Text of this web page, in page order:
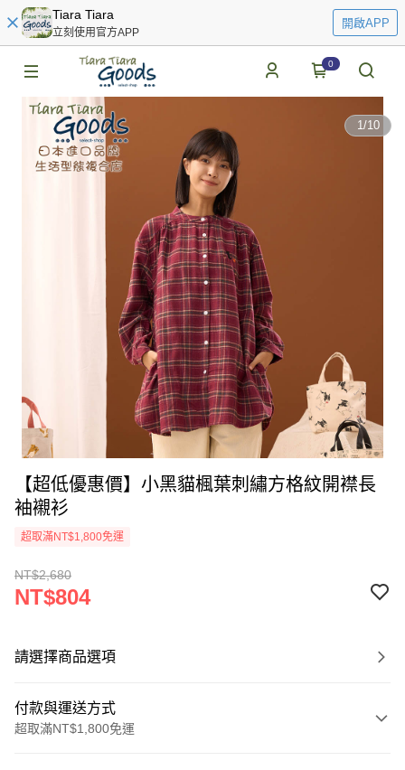
Tiara Tiara
立刻使用官方APP
開啟APP
0
1/10
【超低優惠價】小黑貓楓葉刺繡方格紋開襟長
袖襯衫
超取滿NT$1,800免運
NT$2,680
NT$804
請選擇商品選項
付款與運送方式
超取滿NT$1,800免運